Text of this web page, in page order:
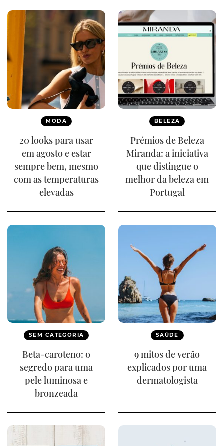
MODA
20 looks para usar
em agosto e estar
sempre bem, mesmo
com as temperaturas
elevadas
BELEZA
Prémios de Beleza
Miranda: a iniciativa
que distingue o
melhor da beleza em
Portugal
SEM CATEGORIA
Beta-caroteno: o
segredo para uma
pele luminosa e
bronzeada
SAÚDE
9 mitos de verão
explicados por uma
dermatologista